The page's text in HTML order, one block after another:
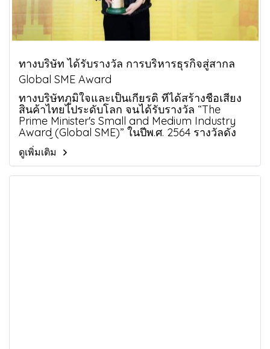
ทางบริษัท ได้รับรางวัล การบริหารธุรกิจสู่สากล
Global SME Award
ทางบริษัทภูมิใจและเป็นเกียรติ ที่ได้สร้างชื่อเสียง
สินค้าไทยไประดับโลก จนได้รับรางวัล “The
Prime Minister's Small and Medium Industry
Award (Global SME)” ในปีพ.ศ. 2564 รางวัลดัง
กล่าวเป็นการรับรองคุณภาพมาตราฐานการผลิต
และส่งออก การมุ่งเน้นบริหารธุรกิจสู่สากล ส่งออก
สินค้าไทยไปยังตลาดโลก
ดูเพิ่มเติม